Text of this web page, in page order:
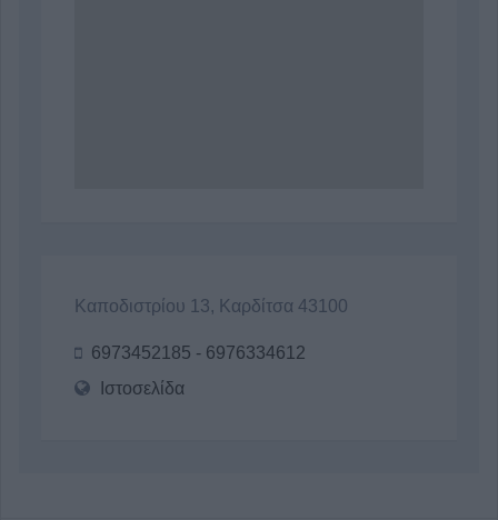
Καποδιστρίου 13, Καρδίτσα 43100
6973452185 - 6976334612
Ιστοσελίδα